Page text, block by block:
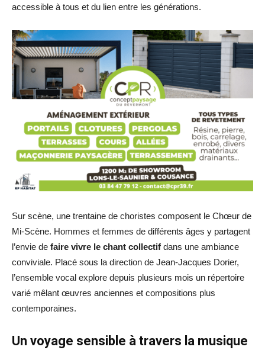
accessible à tous et du lien entre les générations.
Sur scène, une trentaine de choristes composent le Chœur de
Mi-Scène. Hommes et femmes de différents âges y partagent
l’envie de faire vivre le chant collectif dans une ambiance
conviviale. Placé sous la direction de Jean-Jacques Dorier,
l’ensemble vocal explore depuis plusieurs mois un répertoire
varié mêlant œuvres anciennes et compositions plus
contemporaines.
Un voyage sensible à travers la musique